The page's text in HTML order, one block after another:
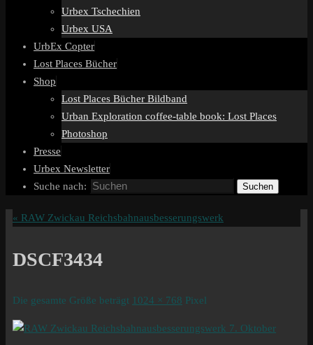
Urbex Tschechien
Urbex USA
UrbEx Copter
Lost Places Bücher
Shop
Lost Places Bücher Bildband
Urban Exploration coffee-table book: Lost Places
Photoshop
Presse
Urbex Newsletter
Suche nach:
Suchen
« RAW Zwickau Reichsbahnausbesserungswerk
DSCF3434
Die gesamte Größe beträgt 1024 × 768 Pixel